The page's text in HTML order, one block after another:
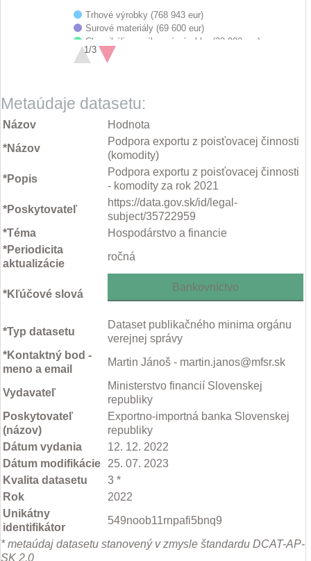
Trhové výrobky (768 943 eur)
Surové materiály (69 600 eur)
Chemikálie a príbuzné výrobky (22 990 eur)
Stroje a prepravné zariadenia (17 946 eur)
1/3
Metaúdaje datasetu:
Názov
Hodnota
*Názov
Podpora exportu z poisťovacej činnosti
(komodity)
*Popis
Podpora exportu z poisťovacej činnosti
- komodity za rok 2021
*Poskytovateľ
https://data.gov.sk/id/legal-
subject/35722959
*Téma
Hospodárstvo a financie
*Periodicita
aktualizácie
ročná
*Kľúčové slová
Bankovníctvo
*Typ datasetu
Dataset publikačného minima orgánu
verejnej správy
*Kontaktný bod -
meno a email
Martin Jánoš - martin.janos@mfsr.sk
Vydavateľ
Ministerstvo financií Slovenskej
republiky
Poskytovateľ
(názov)
Exportno-importná banka Slovenskej
republiky
Dátum vydania
12. 12. 2022
Dátum modifikácie 25. 07. 2023
Kvalita datasetu
3 *
Rok
2022
Unikátny
identifikátor
549noob11rnpafi5bnq9
* metaúdaj datasetu stanovený v zmysle štandardu DCAT-AP-
SK 2.0